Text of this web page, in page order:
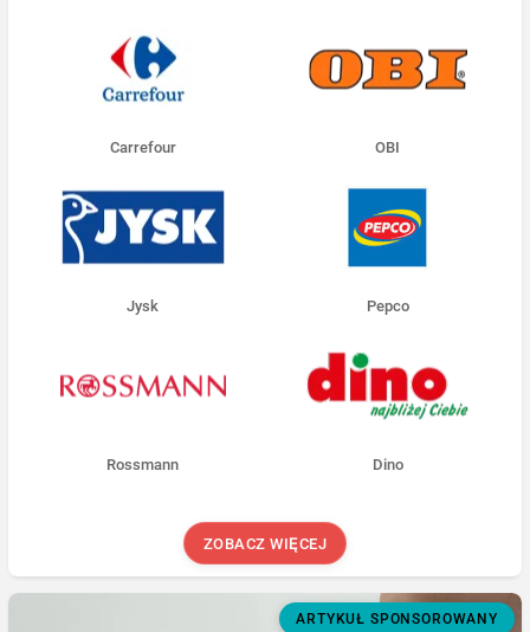
Carrefour OBI
Jysk Pepco
Rossmann Dino
ZOBACZ WIĘCEJ
ARTYKUŁ SPONSOROWANY